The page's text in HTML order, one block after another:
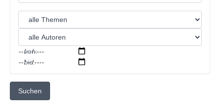
von:
bis:
Suchen